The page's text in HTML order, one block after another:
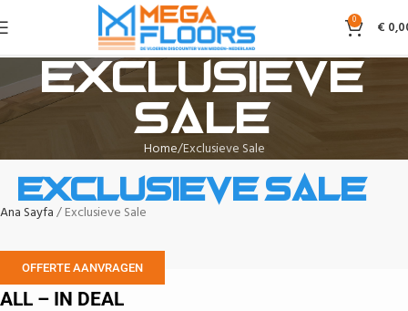
0 €
Exclusieve
Sale
Home Exclusieve Sale
Exclusieve Sale
Ana Sayfa Exclusieve Sale
OFFERTE AANVRAGEN
ALL – IN DEAL